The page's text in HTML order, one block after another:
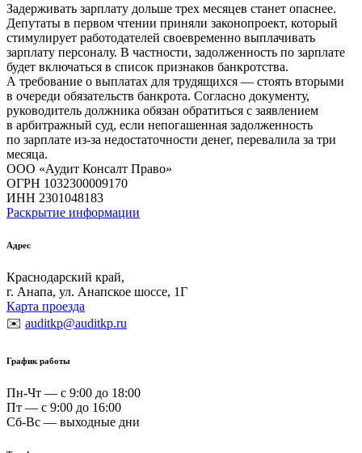
Задерживать зарплату дольше трех месяцев станет опаснее.
Депутаты в первом чтении приняли законопроект, который
стимулирует работодателей своевременно выплачивать
зарплату персоналу. В частности, задолженность по зарплате
будет включаться в список признаков банкротства.
А требование о выплатах для трудящихся — стоять вторыми
в очереди обязательств банкрота. Согласно документу,
руководитель должника обязан обратиться с заявлением
в арбитражный суд, если непогашенная задолженность
по зарплате из-за недостаточности денег, перевалила за три
месяца.
ООО «Аудит Консалт Право»
ОГРН 1032300009170
ИНН 2301048183
Раскрытие информации
Адрес
Краснодарский край,
г. Анапа, ул. Анапское шоссе, 1Г
Карта проезда
✉️ auditkp@auditkp.ru
График работы
Пн-Чт — с 9:00 до 18:00
Пт — с 9:00 до 16:00
Сб-Вс — выходные дни